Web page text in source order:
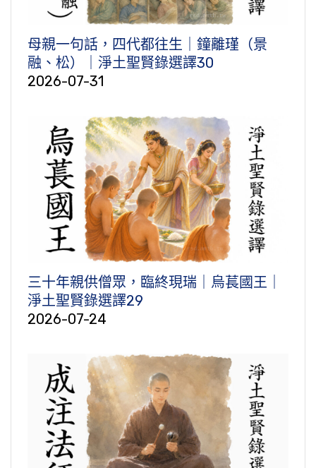
母親一句話，四代都往生｜鐘離瑾（景
融、松）｜淨土聖賢錄選譯30
2026-07-31
三十年親供僧眾，臨終現瑞｜烏萇國王｜
淨土聖賢錄選譯29
2026-07-24